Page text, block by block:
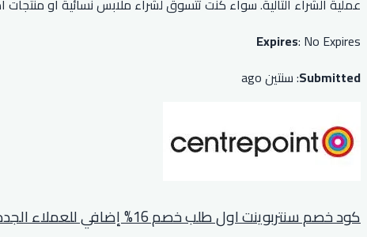
عملية الشراء التالية. سواء كنت تتسوق لشراء ملابس نسائية أو
Expires: No Expires
Submitted: سنتين ago
كود خصم سنتربوينت اول طلب خصم 16% إضافي للعملاء الجدد فقط